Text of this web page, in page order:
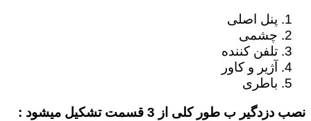
پنل اصلی
چشمی
تلفن کننده
آژیر و کاور
باطری
نصب دزدگیر ب طور کلی از 3 قسمت تشکیل میشود :